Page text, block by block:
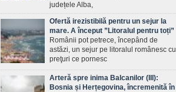
județele Alba,
Ofertă irezistibilă pentru un sejur la
mare. A început ”Litoralul pentru toți”
Românii pot petrece, începând de
astăzi, un sejur pe litoralul românesc cu
preţuri ce pornesc
Arteră spre inima Balcanilor (III):
Bosnia și Herțegovina, încremenită în